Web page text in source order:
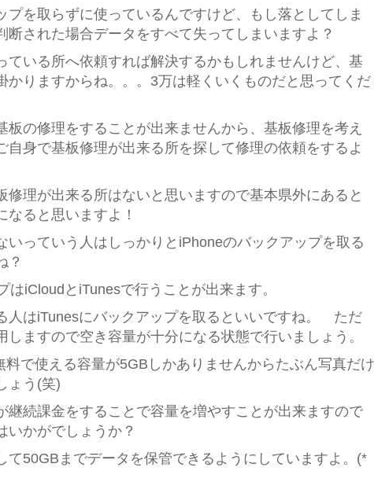
プを取らずに使っているんですけど、もし落としてしま
断された場合データをすべて失ってしまいますよ？
ている所へ依頼すれば解決するかもしれませんけど、基
かりますからね。。。3万は軽くいくものだと思ってくだ
板の修理をすることが出来ませんから、基板修理を考え
自身で基板修理が出来る所を探して修理の依頼をするよ
修理が出来る所はないと思いますので基本県外にあると
なると思いますよ！
いっていう人はしっかりとiPhoneのバックアップを取る
？
はiCloudとiTunesで行うことが出来ます。
人はiTunesにバックアップを取るといいですね。 ただ
しますので空き容量が十分になる状態で行いましょう。
料で使える容量が5GBしかありませんからたぶん写真だけ
ょう(笑)
継続課金をすることで容量を増やすことが出来ますので
いかがでしょうか？
て50GBまでデータを保管できるようにしていますよ。(*